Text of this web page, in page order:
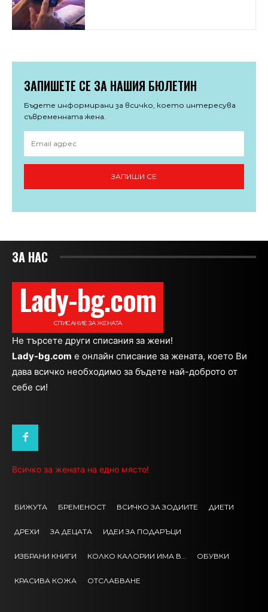
ЗАПИШЕТЕ СЕ ЗА НАШИЯ БЮЛЕТИН
Бъдете информирани за всичко, което интересува
съвременната жена.
ЗАПИШИ СЕ
ЗА НАС
Lady-bg.com
СПИСАНИЕ ЗА ЖЕНАТА
Не търсете други списания за жени!
Lady-bg.com e онлайн списание за жената, което Ви
дава всичко необходимо за бъдете най-доброто от
себе си!
Всичко за жената на едно място!
БИЖУТА БРЕМЕНОСТ ВСИЧКО ЗА ЗОДИИТЕ ДИЕТИ
ДРЕХИ ЗА ДЕЦАТА ИДЕИ ЗА ПОДАРЪЦИ
ИЗБРАНИ КНИГИ КОЛКО КАЛОРИИ ИМА В… ОБУВКИ
КРАСИВА КОЖА ОТСЛАБВАНЕ